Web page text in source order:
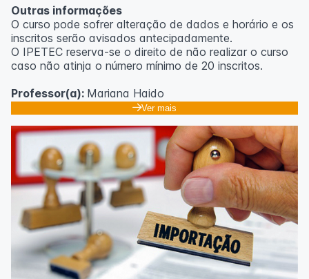
Outras informações
O curso pode sofrer alteração de dados e horário e os
inscritos serão avisados ​​antecipadamente.
O IPETEC reserva-se o direito de não realizar o curso
caso não atinja o número mínimo de 20 inscritos.
Professor(a): Mariana Haido
Ver mais